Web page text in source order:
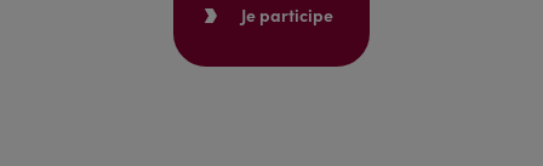
Je participe